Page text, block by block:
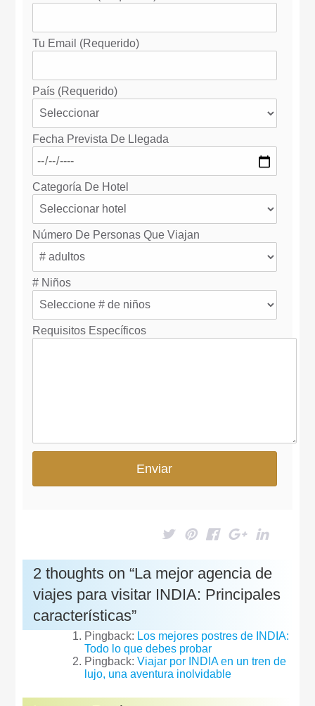
Tu Email (requerido)
País (requerido)
Fecha Prevista De Llegada
Categoría De Hotel
Número De Personas Que Viajan
# Niños
Requisitos Específicos
2 thoughts on “La mejor agencia de
viajes para visitar INDIA: Principales
características”
Pingback: Los mejores postres de INDIA:
Todo lo que debes probar
Pingback:Viajar por INDIA en un tren de
lujo, una aventura inolvidable